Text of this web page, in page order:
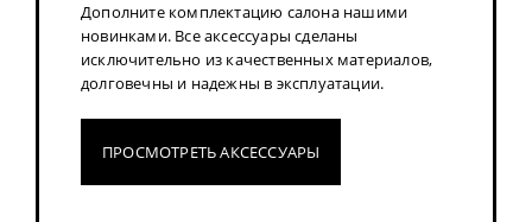
Дополните комплектацию салона нашими
новинками. Все аксессуары сделаны
исключительно из качественных материалов,
долговечны и надежны в эксплуатации.
ПРОСМОТРЕТЬ АКСЕССУАРЫ